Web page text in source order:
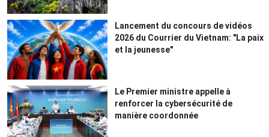
Lancement du concours de vidéos
2026 du Courrier du Vietnam: "La paix
et la jeunesse"
Le Premier ministre appelle à
renforcer la cybersécurité de
manière coordonnée